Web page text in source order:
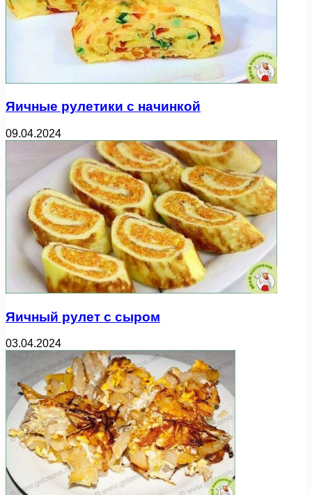
Яичные рулетики с начинкой
09.04.2024
Яичный рулет с сыром
03.04.2024